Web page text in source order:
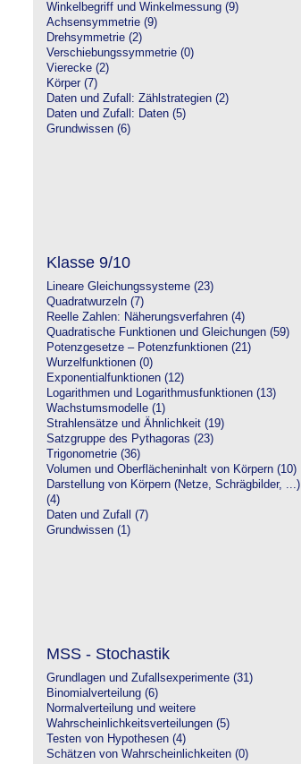
Winkelbegriff und Winkelmessung (9)
Achsensymmetrie (9)
Drehsymmetrie (2)
Verschiebungssymmetrie (0)
Vierecke (2)
Körper (7)
Daten und Zufall: Zählstrategien (2)
Daten und Zufall: Daten (5)
Grundwissen (6)
Klasse 9/10
Lineare Gleichungssysteme (23)
Quadratwurzeln (7)
Reelle Zahlen: Näherungsverfahren (4)
Quadratische Funktionen und Gleichungen (59)
Potenzgesetze – Potenzfunktionen (21)
Wurzelfunktionen (0)
Exponentialfunktionen (12)
Logarithmen und Logarithmusfunktionen (13)
Wachstumsmodelle (1)
Strahlensätze und Ähnlichkeit (19)
Satzgruppe des Pythagoras (23)
Trigonometrie (36)
Volumen und Oberflächeninhalt von Körpern (10)
Darstellung von Körpern (Netze, Schrägbilder, ...)
(4)
Daten und Zufall (7)
Grundwissen (1)
MSS - Stochastik
Grundlagen und Zufallsexperimente (31)
Binomialverteilung (6)
Normalverteilung und weitere
Wahrscheinlichkeitsverteilungen (5)
Testen von Hypothesen (4)
Schätzen von Wahrscheinlichkeiten (0)